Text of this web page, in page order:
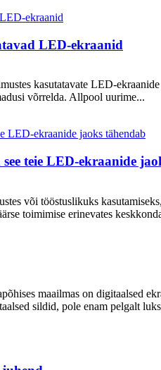
LED-ekraanid
kasutatavate LED-
võrrelda. Allpool uurime...
teie LED-ekraanide
või tööstuslikuks
toimimise erinevates
maailmas on digitaalsed
sildid, pole enam pelgalt